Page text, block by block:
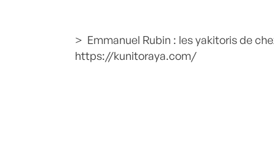
> Emmanuel Rubin : les yakitoris de
https://kunitoraya.com/